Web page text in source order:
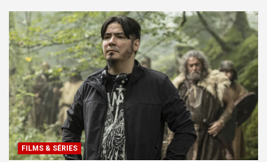
FILMS & SÉRIES